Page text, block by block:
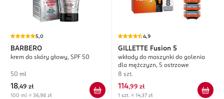
5,0
BARBERO
krem do skóry głowy, SPF 50
50 ml
18,49 zł
100 ml = 36,98 zł
4,9
GILLETTE Fusion 5
wkłady do maszynki do golenia
dla mężczyzn, 5 ostrzowe
8 szt.
114,99 zł
1 szt. = 14,37 zł